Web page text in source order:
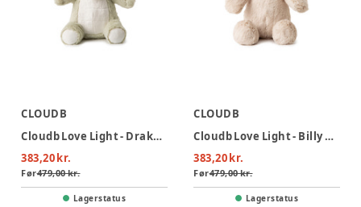
CLOUDB
Cloudb Love Light - Drake The Dragon
383,20 kr.
Før479,00 kr.
Lagerstatus
CLOUDB
Cloudb Love Light - Billy Bunny
383,20 kr.
Før479,00 kr.
Lagerstatus